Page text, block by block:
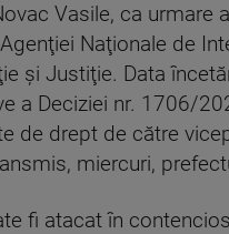
Vasile, ca
Naţionale de
şi Justiţie. Data
a Deciziei nr. 1706/
de drept de către
miercuri,
fi atacat în